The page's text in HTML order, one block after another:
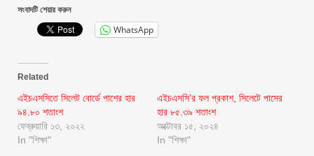
সংবাদটি শেয়ার করুন
WhatsApp
Related
এইচএসসিতে সিলেট বোর্ডে পাশের হার
৯৪.৮০ শতাংশ
ফেব্রুয়ারি ১৩, ২০২২
In "শিক্ষা"
এইচএসসি’র ফল প্রকাশ, সিলেটে পাসের
হার ৮৫.৩৯ শতাংশ
অক্টোবর ১৫, ২০২৪
In "শিক্ষা"